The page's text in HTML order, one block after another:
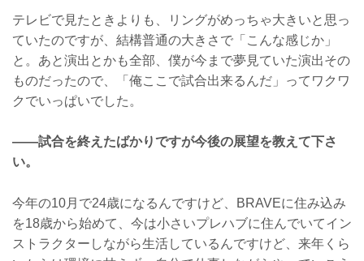
テレビで見たときよりも、リングがめっちゃ大きいと思っ
ていたのですが、結構普通の大きさで「こんな感じか」
と。あと演出とかも全部、僕が今まで夢見ていた演出その
ものだったので、「俺ここで試合出来るんだ」ってワクワ
クでいっぱいでした。
——試合を終えたばかりですが今後の展望を教えて下さ
い。
今年の10月で24歳になるんですけど、BRAVEに住み込み
を18歳から始めて、今は小さいプレハブに住んでいてイン
ストラクターしながら生活しているんですけど、来年くら